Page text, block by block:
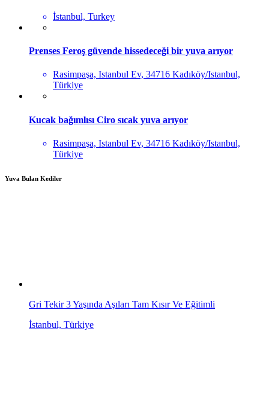
İstanbul, Turkey
Prenses Feroş güvende hissedeceği bir yuva arıyor
Rasimpaşa, Istanbul Ev, 34716 Kadıköy/Istanbul,
Türkiye
Kucak bağımlısı Ciro sıcak yuva arıyor
Rasimpaşa, Istanbul Ev, 34716 Kadıköy/Istanbul,
Türkiye
Yuva Bulan Kediler
Gri Tekir 3 Yaşında Aşıları Tam Kısır Ve Eğitimli
İstanbul, Türkiye